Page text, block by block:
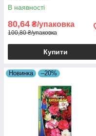
В наявності
80,64 ₴/упаковка
100,80 ₴/упаковка
Купити
Новинка –20%